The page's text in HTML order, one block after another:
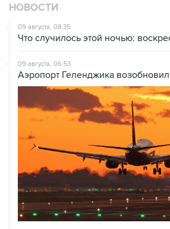
НОВОСТИ
09 августа, 08:35
Что случилось этой ночью:
09 августа, 06:53
Аэропорт Геленджика